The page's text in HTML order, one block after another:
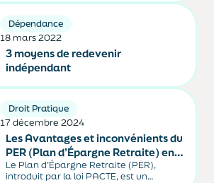
recommandations nutritionnelles. Petit-
déjeuner protéiné, collation après le
sport, dîner riche en protéines… Difficile
de distinguer les conseils fondés des
effets de mode. En réalité, les
spécialistes...
Dépendance
18 mars 2022
3 moyens de redevenir
indépendant
Droit Pratique
17 décembre 2024
Les Avantages et inconvénients du
PER (Plan d’Épargne Retraite) en
Droit Français
Le Plan d’Épargne Retraite (PER),
introduit par la loi PACTE, est un